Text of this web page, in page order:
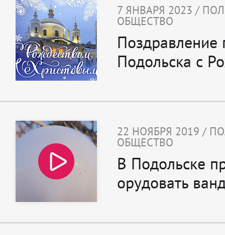
7 ЯНВАРЯ 2023 /
ОБЩЕСТВО
Поздравление
Подольска с
22 НОЯБРЯ 2019 /
ОБЩЕСТВО
В Подольске
орудовать